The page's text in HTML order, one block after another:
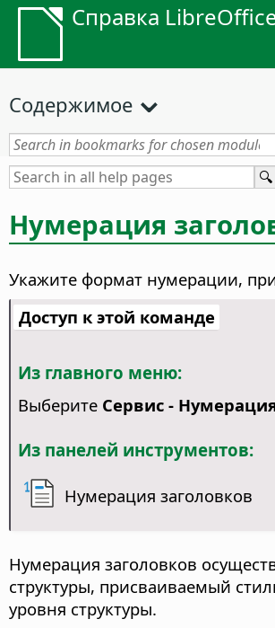
Справка
Содержимое
Нумерация
Укажите формат нумерации,
Доступ к этой команде
Из главного меню:
Выберите Сервис -
Из панелей инструментов:
Нумерация заголовков
Нумерация заголовков
структуры, присваиваемый
уровня структуры.